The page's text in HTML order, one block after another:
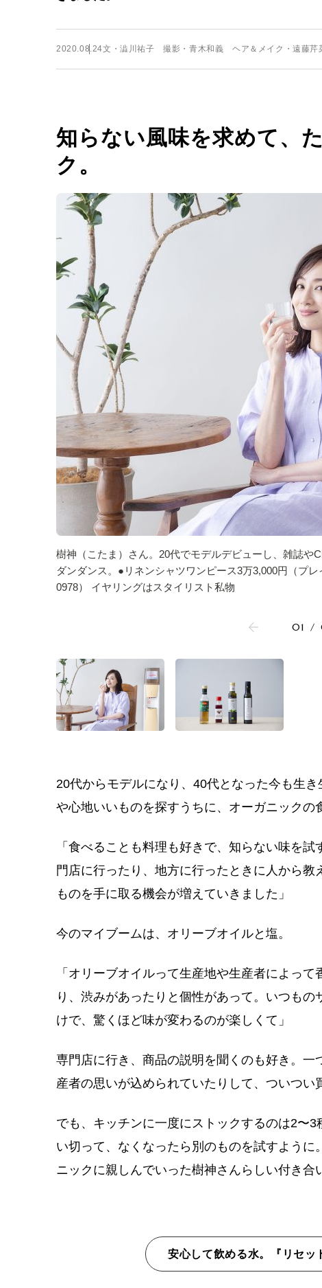
2020.08.24文・澁川祐子 撮影・青木和義 ヘア＆メイク・遠藤
知らない風味を求めて、
ク。
樹神（こたま）さん。20代でモデルデビューし、雑誌や
ダンダンス。●リネンシャツワンピース3万3,000円（プ
0978） イヤリングはスタイリスト私物
01 /
20代からモデルになり、40代となった今も生
や心地いいものを探すうちに、オーガニックの
「食べることも料理も好きで、知らない味を
門店に行ったり、地方に行ったときに人から
ものを手に取る機会が増えていきました」
今のマイブームは、オリーブオイルと塩。
「オリーブオイルって生産地や生産者によっ
り、渋みがあったりと個性があって。いつも
けで、驚くほど味が変わるのが楽しくて」
専門店に行き、商品の説明を聞くのも好き。
産者の思いが込められていたりして、ついつい
でも、キッチンに一度にストックするのは2〜
い切って、なくなったら別のものを試すよう
ニックに親しんでいった樹神さんらしい付き合
安心して飲める水。『リセッ